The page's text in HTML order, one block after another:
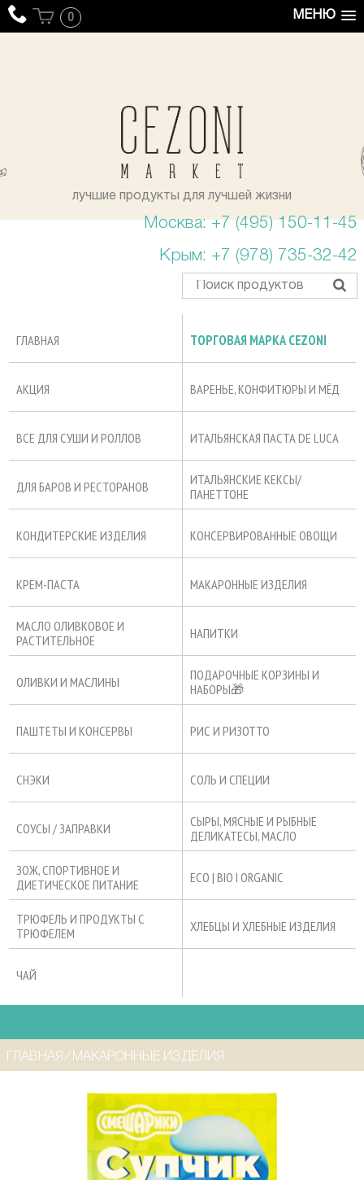
МЕНЮ
0
лучшие продукты для лучшей жизни
Москва: +7 (495) 150-11-45
Крым: +7 (978) 735-32-42
ГЛАВНАЯ ТОРГОВАЯ МАРКА CEZONI
АКЦИЯ ВАРЕНЬЕ, КОНФИТЮРЫ И МЁД
ВСЕ ДЛЯ СУШИ И РОЛЛОВ ИТАЛЬЯНСКАЯ ПАСТА DE LUCA
ДЛЯ БАРОВ И РЕСТОРАНОВ
ИТАЛЬЯНСКИЕ КЕКСЫ/
ПАНЕТТОНЕ
КОНДИТЕРСКИЕ ИЗДЕЛИЯ КОНСЕРВИРОВАННЫЕ ОВОЩИ
КРЕМ-ПАСТА МАКАРОННЫЕ ИЗДЕЛИЯ
МАСЛО ОЛИВКОВОЕ И
РАСТИТЕЛЬНОЕ
НАПИТКИ
ОЛИВКИ И МАСЛИНЫ
ПОДАРОЧНЫЕ КОРЗИНЫ И
НАБОРЫ🎁
ПАШТЕТЫ И КОНСЕРВЫ РИС И РИЗОТТО
СНЭКИ СОЛЬ И СПЕЦИИ
СОУСЫ / ЗАПРАВКИ
СЫРЫ, МЯСНЫЕ И РЫБНЫЕ
ДЕЛИКАТЕСЫ, МАСЛО
ЗОЖ, СПОРТИВНОЕ И
ДИЕТИЧЕСКОЕ ПИТАНИЕ
ECO | BIO I ORGANIC
ТРЮФЕЛЬ И ПРОДУКТЫ С
ТРЮФЕЛЕМ
ХЛЕБЦЫ И ХЛЕБНЫЕ ИЗДЕЛИЯ
ЧАЙ
ГЛАВНАЯ ⁄ МАКАРОННЫЕ ИЗДЕЛИЯ